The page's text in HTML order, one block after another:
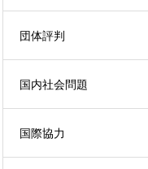
団体評判
国内社会問題
国際協力